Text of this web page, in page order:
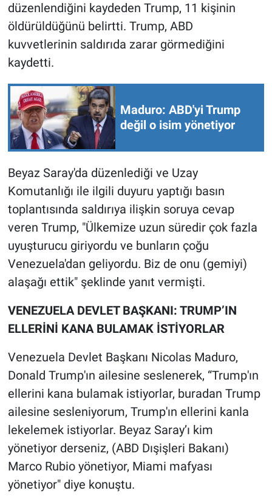
düzenlendiğini kaydeden Trump, 11 kişinin
öldürüldüğünü belirtti. Trump, ABD
kuvvetlerinin saldırıda zarar görmediğini
kaydetti.
Maduro: ABD'yi Trump
değil o isim yönetiyor
Beyaz Saray'da düzenlediği ve Uzay
Komutanlığı ile ilgili duyuru yaptığı basın
toplantısında saldırıya ilişkin soruya cevap
veren Trump, "Ülkemize uzun süredir çok fazla
uyuşturucu giriyordu ve bunların çoğu
Venezuela'dan geliyordu. Biz de onu (gemiyi)
alaşağı ettik" şeklinde yanıt vermişti.
VENEZUELA DEVLET BAŞKANI: TRUMP’IN
ELLERİNİ KANA BULAMAK İSTİYORLAR
Venezuela Devlet Başkanı Nicolas Maduro,
Donald Trump'ın ailesine seslenerek, “Trump'ın
ellerini kana bulamak istiyorlar, buradan Trump
ailesine sesleniyorum, Trump'ın ellerini kanla
lekelemek istiyorlar. Beyaz Saray’ı kim
yönetiyor derseniz, (ABD Dışişleri Bakanı)
Marco Rubio yönetiyor, Miami mafyası
yönetiyor" diye konuştu.
Kültür Sanat
Ne demişti
Popüler
Programlar
Sağlık
Spor
Teknoloji
Türkiye'nin Geleceği
Türkiye'nin Gündemi
Yerel Gündem
Yerel Yaşam
Canlı Yayın